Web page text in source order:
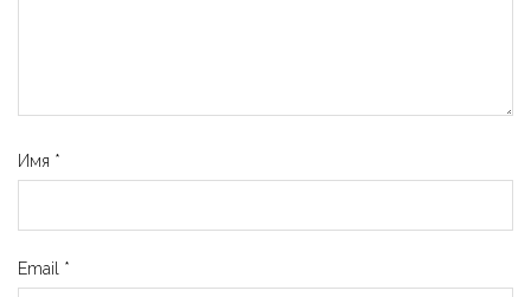
Имя *
Email *